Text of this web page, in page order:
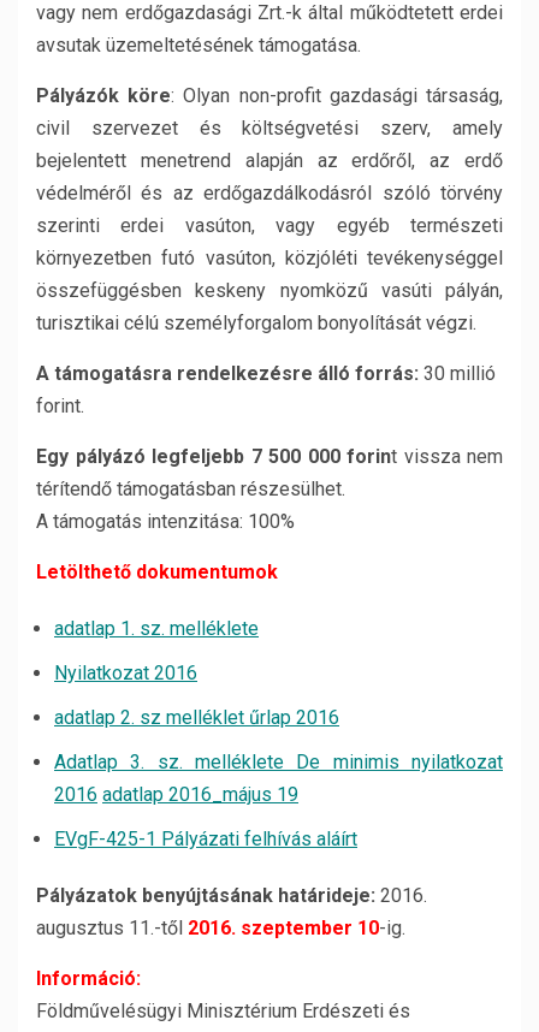
vagy nem erdőgazdasági Zrt.-k által működtetett erdei
avsutak üzemeltetésének támogatása.
Pályázók köre: Olyan non-profit gazdasági társaság,
civil szervezet és költségvetési szerv, amely
bejelentett menetrend alapján az erdőről, az erdő
védelméről és az erdőgazdálkodásról szóló törvény
szerinti erdei vasúton, vagy egyéb természeti
környezetben futó vasúton, közjóléti tevékenységgel
összefüggésben keskeny nyomközű vasúti pályán,
turisztikai célú személyforgalom bonyolítását végzi.
A támogatásra rendelkezésre álló forrás: 30 millió
forint.
Egy pályázó legfeljebb 7 500 000 forint vissza nem
térítendő támogatásban részesülhet.
A támogatás intenzitása: 100%
Letölthető dokumentumok
adatlap 1. sz. melléklete
Nyilatkozat 2016
adatlap 2. sz melléklet űrlap 2016
Adatlap 3. sz. melléklete De minimis nyilatkozat
2016 adatlap 2016_május 19
EVgF-425-1 Pályázati felhívás aláírt
Pályázatok benyújtásának határideje: 2016.
augusztus 11.-től 2016. szeptember 10-ig.
Információ:
Földművelésügyi Minisztérium Erdészeti és